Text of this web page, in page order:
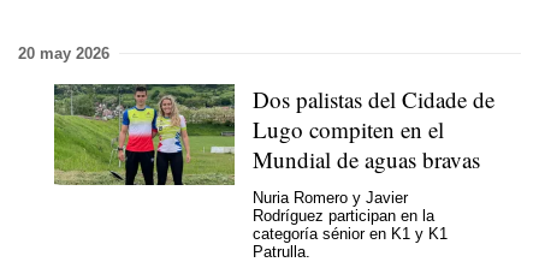
20 may 2026
Dos palistas del Cidade de
Lugo compiten en el
Mundial de aguas bravas
Nuria Romero y Javier
Rodríguez participan en la
categoría sénior en K1 y K1
Patrulla.